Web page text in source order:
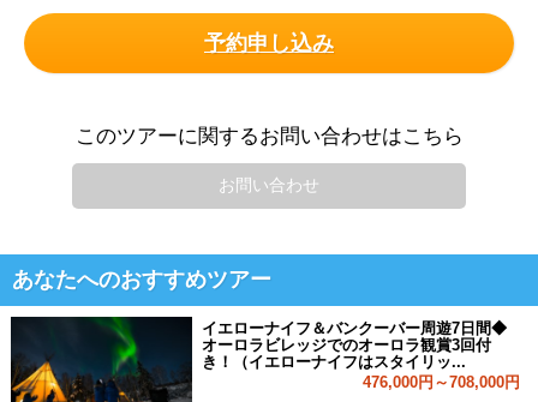
予約申し込み
このツアーに関するお問い合わせはこちら
お問い合わせ
あなたへのおすすめツアー
イエローナイフ＆バンクーバー周遊7日間◆
オーロラビレッジでのオーロラ観賞3回付
き！（イエローナイフはスタイリッ...
476,000円～708,000円